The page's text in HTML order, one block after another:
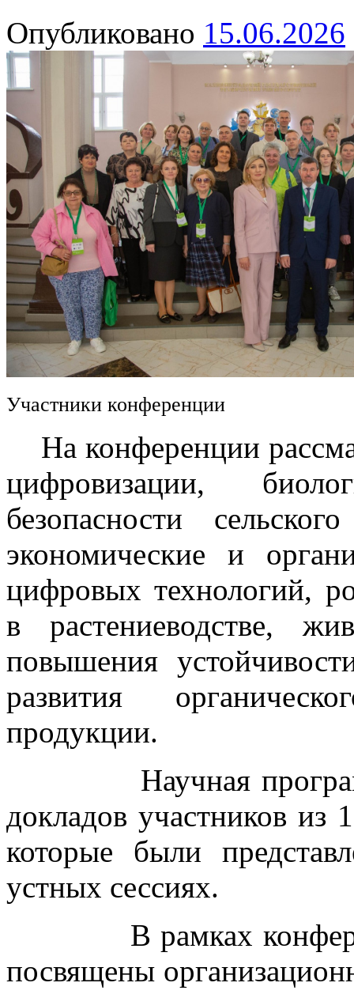
Опубликовано 15.06.2026
Участники конференции
На конференции
цифровизации,
безопасности
экономические и
цифровых технологий,
в растениеводстве,
повышения
развития
продукции.
Научная программа
докладов участников из
которые были
устных сессиях.
В рамках
посвящены